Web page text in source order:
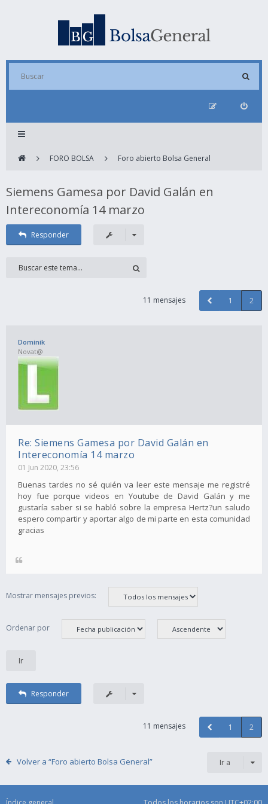
FORO BOLSA Foro abierto Bolsa General
Siemens Gamesa por David Galán en
Intereconomía 14 marzo
Responder
11 mensajes 1 2
Dominik
Novat@
Re: Siemens Gamesa por David Galán en
Intereconomía 14 marzo
01 Jun 2020, 23:56
Buenas tardes no sé quién va leer este mensaje me registré
hoy fue porque videos en Youtube de David Galán y me
gustaría saber si se habló sobre la empresa Hertz?un saludo
espero compartir y aportar algo de mi parte en esta comunidad
gracias
Mostrar mensajes previos:
Ordenar por
Responder
11 mensajes 1 2
Volver a “Foro abierto Bolsa General” Ir a